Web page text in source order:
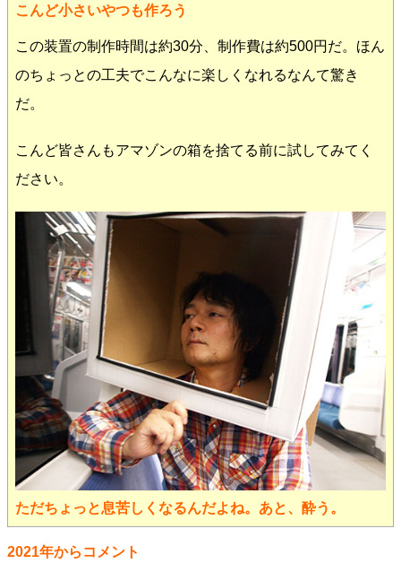
こんど小さいやつも作ろう
この装置の制作時間は約30分、制作費は約500円だ。ほん
のちょっとの工夫でこんなに楽しくなれるなんて驚き
だ。
こんど皆さんもアマゾンの箱を捨てる前に試してみてく
ださい。
ただちょっと息苦しくなるんだよね。あと、酔う。
2021年からコメント